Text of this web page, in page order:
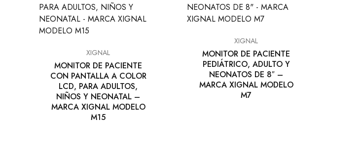
XIGNAL
MONITOR DE PACIENTE
CON PANTALLA A COLOR
LCD, PARA ADULTOS,
NIÑOS Y NEONATAL –
MARCA XIGNAL MODELO
M15
XIGNAL
MONITOR DE PACIENTE
PEDIÁTRICO, ADULTO Y
NEONATOS DE 8″ –
MARCA XIGNAL MODELO
M7